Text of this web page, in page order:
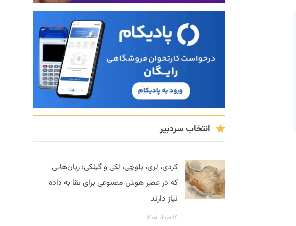
انتخاب سردبیر
کردی، لری، بلوچی، لکی و گیلکی؛ زبان‌هایی
که در عصر هوش مصنوعی برای بقا به داده
نیاز دارند
۱۴ مرداد ۱۴۰۵